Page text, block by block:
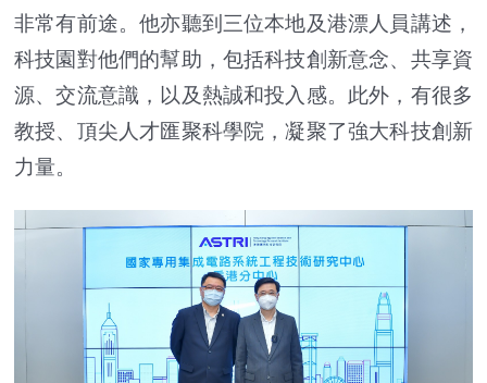
非常有前途。他亦聽到三位本地及港漂人員講述，
科技園對他們的幫助，包括科技創新意念、共享資
源、交流意識，以及熱誠和投入感。此外，有很多
教授、頂尖人才匯聚科學院，凝聚了強大科技創新
力量。